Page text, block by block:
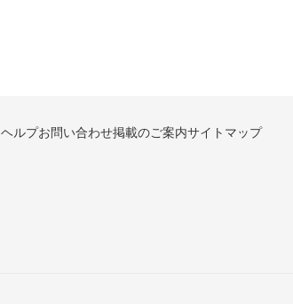
ヘルプお問い合わせ掲載のご案内サイトマップ